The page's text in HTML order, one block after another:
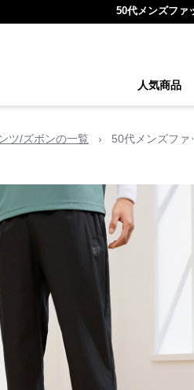
50代メンズファ
人気商品
ツ/ズボンの一覧 › 50代メンズフ